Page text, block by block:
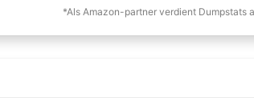
*Als Amazon-partner verdient Dumpstats